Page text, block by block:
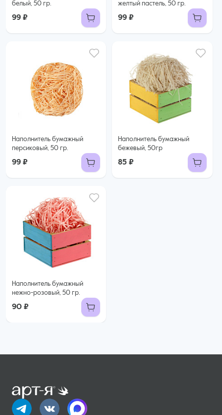
белый, 50 гр.
99 ₽
желтый пастель, 50 гр.
99 ₽
Наполнитель бумажный
персиковый, 50 гр.
99 ₽
Наполнитель бумажный
бежевый, 50гр
85 ₽
Наполнитель бумажный
нежно-розовый, 50 гр.
90 ₽